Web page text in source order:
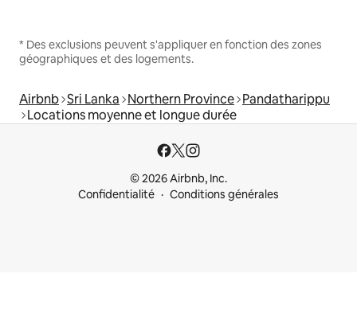
* Des exclusions peuvent s'appliquer en fonction des zones
géographiques et des logements.
Airbnb Sri Lanka Northern Province Pandatharippu
Locations moyenne et longue durée
© 2026 Airbnb, Inc.
Confidentialité
Conditions générales